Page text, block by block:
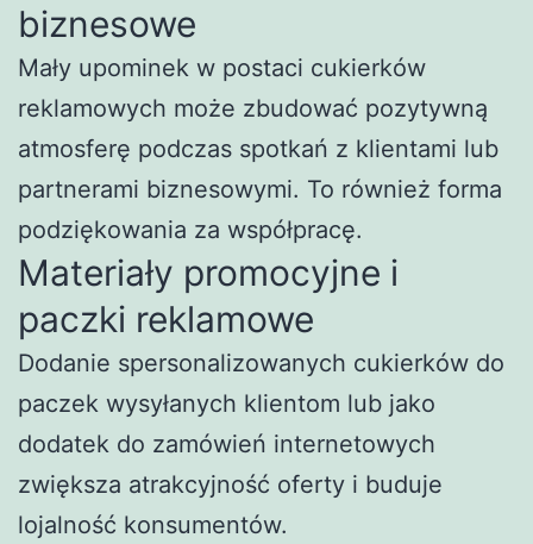
biznesowe
Mały upominek w postaci cukierków
reklamowych może zbudować pozytywną
atmosferę podczas spotkań z klientami lub
partnerami biznesowymi. To również forma
podziękowania za współpracę.
Materiały promocyjne i
paczki reklamowe
Dodanie spersonalizowanych cukierków do
paczek wysyłanych klientom lub jako
dodatek do zamówień internetowych
zwiększa atrakcyjność oferty i buduje
lojalność konsumentów.